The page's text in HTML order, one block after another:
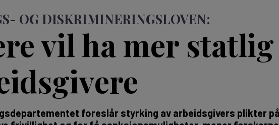
OG DISKRIMINERINGSLOVEN:
vil ha mer
foreslår styrking av arbeidsgivers plikter